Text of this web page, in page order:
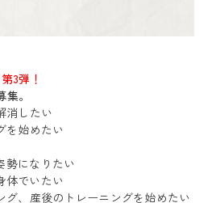
3弾！
。
消したい
を始めたい
勢になりたい︎︎︎︎
体でいたい
、産後のトレーニングを始めたい